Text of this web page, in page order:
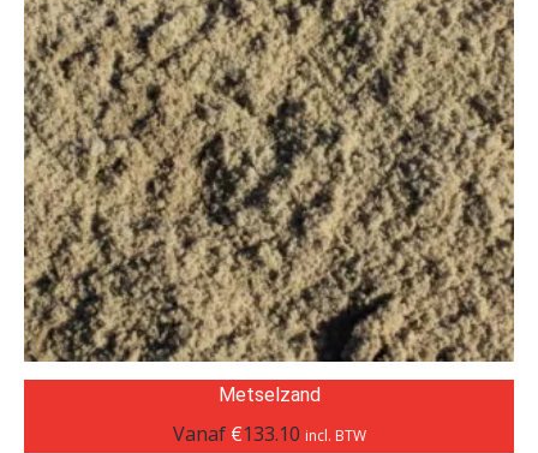
Metselzand
Vanaf €133.10 incl. BTW